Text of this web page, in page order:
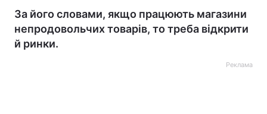
За його словами, якщо працюють магазини
непродовольчих товарів, то треба відкрити
й ринки.
Реклама